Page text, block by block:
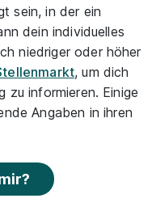
sein, in der ein
dein individuelles
niedriger oder höher
, um dich
zu informieren. Einige
Angaben in ihren